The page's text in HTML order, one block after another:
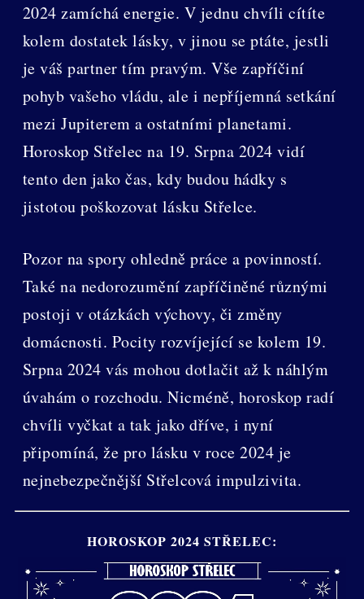
2024 zamíchá energie. V jednu chvíli cítíte
kolem dostatek lásky, v jinou se ptáte, jestli
je váš partner tím pravým. Vše zapříčiní
pohyb vašeho vládu, ale i nepříjemná setkání
mezi Jupiterem a ostatními planetami.
Horoskop Střelec na 19. Srpna 2024 vidí
tento den jako čas, kdy budou hádky s
jistotou poškozovat lásku Střelce.
Pozor na spory ohledně práce a povinností.
Také na nedorozumění zapříčiněné různými
postoji v otázkách výchovy, či změny
domácnosti. Pocity rozvíjející se kolem 19.
Srpna 2024 vás mohou dotlačit až k náhlým
úvahám o rozchodu. Nicméně, horoskop radí
chvíli vyčkat a tak jako dříve, i nyní
připomíná, že pro lásku v roce 2024 je
nejnebezpečnější Střelcová impulzivita.
HOROSKOP 2024 STŘELEC: